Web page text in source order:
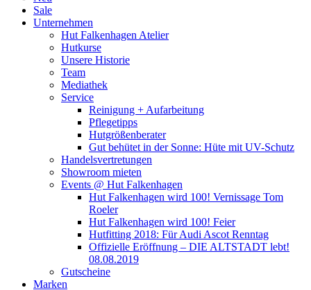
Sale
Unternehmen
Hut Falkenhagen Atelier
Hutkurse
Unsere Historie
Team
Mediathek
Service
Reinigung + Aufarbeitung
Pflegetipps
Hutgrößenberater
Gut behütet in der Sonne: Hüte mit UV-Schutz
Handelsvertretungen
Showroom mieten
Events @ Hut Falkenhagen
Hut Falkenhagen wird 100! Vernissage Tom
Roeler
Hut Falkenhagen wird 100! Feier
Hutfitting 2018: Für Audi Ascot Renntag
Offizielle Eröffnung – DIE ALTSTADT lebt!
08.08.2019
Gutscheine
Marken